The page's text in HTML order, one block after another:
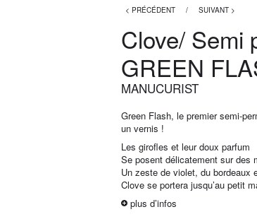
< PRÉCÉDENT / SUIVANT >
Clove/ Semi
GREEN
MANUCURIST
Green Flash, le premier semi-
un vernis !
Les girofles et leur doux parfum
Se posent délicatement sur des
Un zeste de violet, du bordeaux
Clove se portera jusqu’au petit
plus d’infos